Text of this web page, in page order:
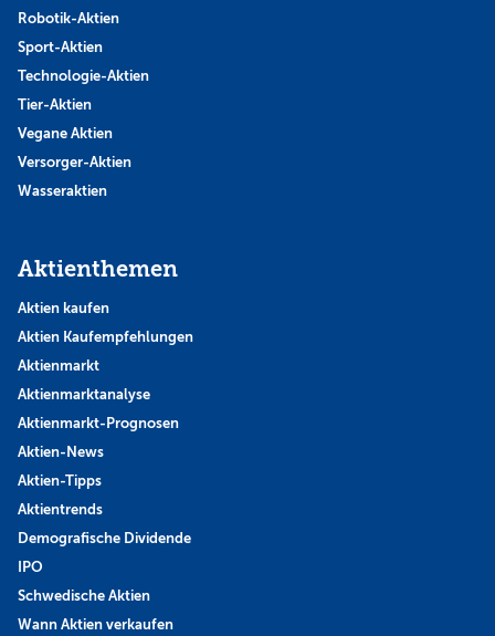
Robotik-Aktien
Sport-Aktien
Technologie-Aktien
Tier-Aktien
Vegane Aktien
Versorger-Aktien
Wasseraktien
Aktienthemen
Aktien kaufen
Aktien Kaufempfehlungen
Aktienmarkt
Aktienmarktanalyse
Aktienmarkt-Prognosen
Aktien-News
Aktien-Tipps
Aktientrends
Demografische Dividende
IPO
Schwedische Aktien
Wann Aktien verkaufen